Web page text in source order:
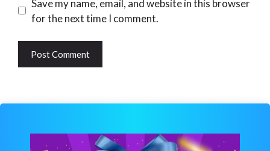
Website
Save my name, email, and website in this browser
for the next time I comment.